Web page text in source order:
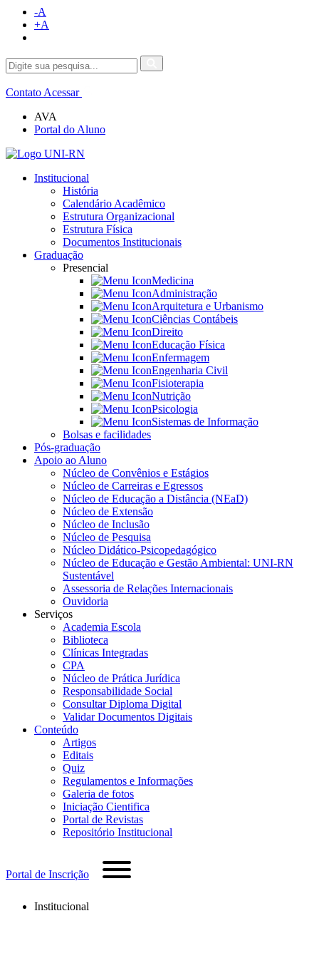
-A
+A
Contato Acessar
AVA
Portal do Aluno
Institucional
História
Calendário Acadêmico
Estrutura Organizacional
Estrutura Física
Documentos Institucionais
Graduação
Presencial
Medicina
Administração
Arquitetura e Urbanismo
Ciências Contábeis
Direito
Educação Física
Enfermagem
Engenharia Civil
Fisioterapia
Nutrição
Psicologia
Sistemas de Informação
Bolsas e facilidades
Pós-graduação
Apoio ao Aluno
Núcleo de Convênios e Estágios
Núcleo de Carreiras e Egressos
Núcleo de Educação a Distância (NEaD)
Núcleo de Extensão
Núcleo de Inclusão
Núcleo de Pesquisa
Núcleo Didático-Psicopedagógico
Núcleo de Educação e Gestão Ambiental: UNI-RN
Sustentável
Assessoria de Relações Internacionais
Ouvidoria
Serviços
Academia Escola
Biblioteca
Clínicas Integradas
CPA
Núcleo de Prática Jurídica
Responsabilidade Social
Consultar Diploma Digital
Validar Documentos Digitais
Conteúdo
Artigos
Editais
Quiz
Regulamentos e Informações
Galeria de fotos
Iniciação Cientifica
Portal de Revistas
Repositório Institucional
Portal de Inscrição
Institucional